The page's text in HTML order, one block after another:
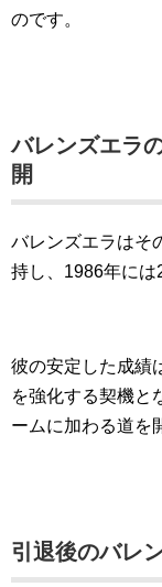
のです。
バレンズエラ
開
バレンズエラはそ
持し、1986年には
彼の安定した成績
を強化する契機と
ームに加わる道を
引退後のバレ